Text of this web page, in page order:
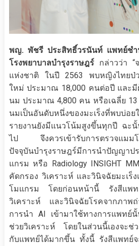
พญ. พัชรี ประสิทธิ์วรนันท์ แพทย์ชำ
โรงพยาบาลบำรุงราษฎร์ กล่าวว่า “
แห่งชาติ ในปี 2563 พบหญิงไทยป่ว
ใหม่ ประมาณ 18,000 คนต่อปี และมีผู้
นม ประมาณ 4,800 คน หรือเฉลี่ย 13
นมเป็นอันดับหนึ่งของมะเร็งที่พบบ่อย
รายงานยังมีแนวโน้มสูงขึ้นทุกปี ฉะ
ไป จึงควรเข้ารับการตรวจแมมโ
ปัจจุบันบำรุงราษฎร์มีการนำปัญญาป
แกรม หรือ Radiology INSIGHT
คัดกรอง วิเคราะห์ และวินิจฉัยมะเร็
โมแกรม โดยก่อนหน้านี้ รังสีแพ
วิเคราะห์ และวินิจฉัยโรคจากภา
การนำ AI เข้ามาใช้ทางการแพทย์
ช่วยวิเคราะห์ โดยในส่วนนี้เองจะช่
กับแพทย์ได้มากขึ้น ทั้งนี้ รังสีแพทย์จ